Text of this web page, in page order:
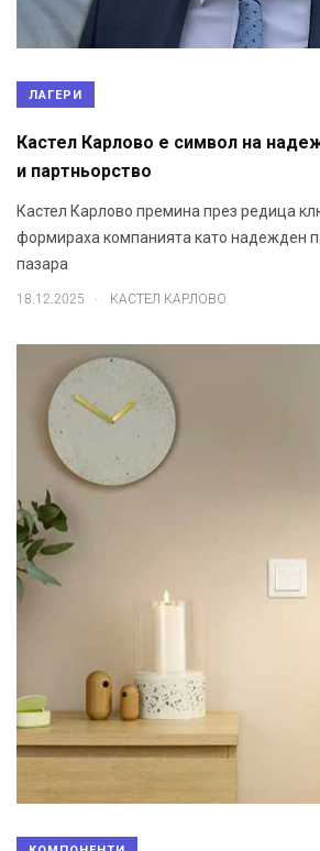
ЛАГЕРИ
Кастел Карлово е символ на
и партньорство
Кастел Карлово премина през редица
формираха компанията като надежден
пазара
18.12.2025 КАСТЕЛ КАРЛОВО